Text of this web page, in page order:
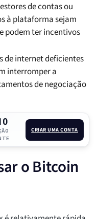
de contas ou
à plataforma sejam
podem ter incentivos
de internet deficientes
interromper a
de negociação
CRIAR UMA CONTA
o Bitcoin